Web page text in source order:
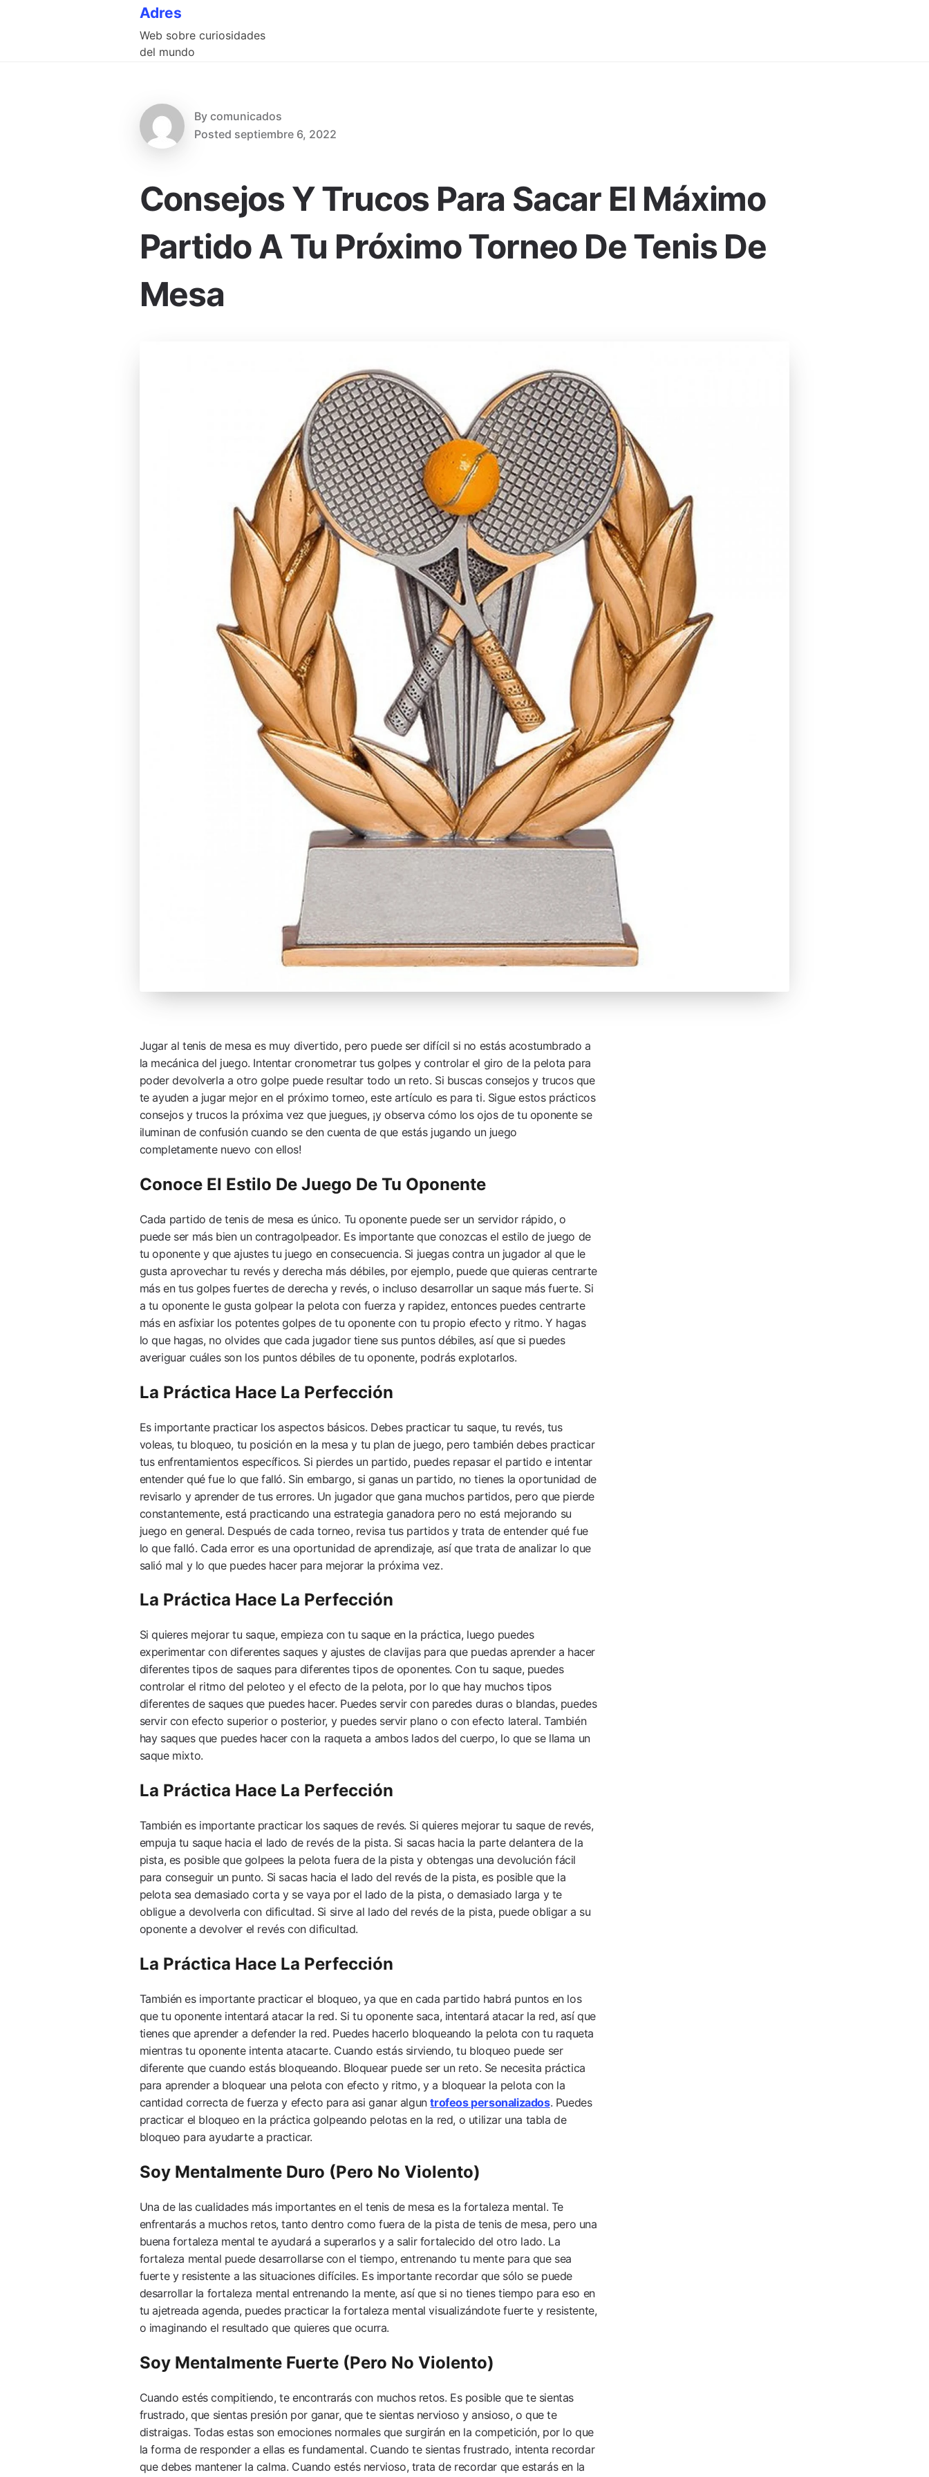
Adres
Web sobre curiosidades
del mundo
By comunicados
Posted septiembre 6, 2022
Consejos Y Trucos Para Sacar El Máximo
Partido A Tu Próximo Torneo De Tenis De
Mesa
Jugar al tenis de mesa es muy divertido, pero puede ser difícil si no estás acostumbrado a
la mecánica del juego. Intentar cronometrar tus golpes y controlar el giro de la pelota para
poder devolverla a otro golpe puede resultar todo un reto. Si buscas consejos y trucos que
te ayuden a jugar mejor en el próximo torneo, este artículo es para ti. Sigue estos prácticos
consejos y trucos la próxima vez que juegues, ¡y observa cómo los ojos de tu oponente se
iluminan de confusión cuando se den cuenta de que estás jugando un juego
completamente nuevo con ellos!
Conoce El Estilo De Juego De Tu Oponente
Cada partido de tenis de mesa es único. Tu oponente puede ser un servidor rápido, o
puede ser más bien un contragolpeador. Es importante que conozcas el estilo de juego de
tu oponente y que ajustes tu juego en consecuencia. Si juegas contra un jugador al que le
gusta aprovechar tu revés y derecha más débiles, por ejemplo, puede que quieras centrarte
más en tus golpes fuertes de derecha y revés, o incluso desarrollar un saque más fuerte. Si
a tu oponente le gusta golpear la pelota con fuerza y rapidez, entonces puedes centrarte
más en asfixiar los potentes golpes de tu oponente con tu propio efecto y ritmo. Y hagas
lo que hagas, no olvides que cada jugador tiene sus puntos débiles, así que si puedes
averiguar cuáles son los puntos débiles de tu oponente, podrás explotarlos.
La Práctica Hace La Perfección
Es importante practicar los aspectos básicos. Debes practicar tu saque, tu revés, tus
voleas, tu bloqueo, tu posición en la mesa y tu plan de juego, pero también debes practicar
tus enfrentamientos específicos. Si pierdes un partido, puedes repasar el partido e intentar
entender qué fue lo que falló. Sin embargo, si ganas un partido, no tienes la oportunidad de
revisarlo y aprender de tus errores. Un jugador que gana muchos partidos, pero que pierde
constantemente, está practicando una estrategia ganadora pero no está mejorando su
juego en general. Después de cada torneo, revisa tus partidos y trata de entender qué fue
lo que falló. Cada error es una oportunidad de aprendizaje, así que trata de analizar lo que
salió mal y lo que puedes hacer para mejorar la próxima vez.
La Práctica Hace La Perfección
Si quieres mejorar tu saque, empieza con tu saque en la práctica, luego puedes
experimentar con diferentes saques y ajustes de clavijas para que puedas aprender a hacer
diferentes tipos de saques para diferentes tipos de oponentes. Con tu saque, puedes
controlar el ritmo del peloteo y el efecto de la pelota, por lo que hay muchos tipos
diferentes de saques que puedes hacer. Puedes servir con paredes duras o blandas, puedes
servir con efecto superior o posterior, y puedes servir plano o con efecto lateral. También
hay saques que puedes hacer con la raqueta a ambos lados del cuerpo, lo que se llama un
saque mixto.
La Práctica Hace La Perfección
También es importante practicar los saques de revés. Si quieres mejorar tu saque de revés,
empuja tu saque hacia el lado de revés de la pista. Si sacas hacia la parte delantera de la
pista, es posible que golpees la pelota fuera de la pista y obtengas una devolución fácil
para conseguir un punto. Si sacas hacia el lado del revés de la pista, es posible que la
pelota sea demasiado corta y se vaya por el lado de la pista, o demasiado larga y te
obligue a devolverla con dificultad. Si sirve al lado del revés de la pista, puede obligar a su
oponente a devolver el revés con dificultad.
La Práctica Hace La Perfección
También es importante practicar el bloqueo, ya que en cada partido habrá puntos en los
que tu oponente intentará atacar la red. Si tu oponente saca, intentará atacar la red, así que
tienes que aprender a defender la red. Puedes hacerlo bloqueando la pelota con tu raqueta
mientras tu oponente intenta atacarte. Cuando estás sirviendo, tu bloqueo puede ser
diferente que cuando estás bloqueando. Bloquear puede ser un reto. Se necesita práctica
para aprender a bloquear una pelota con efecto y ritmo, y a bloquear la pelota con la
cantidad correcta de fuerza y efecto para asi ganar alguntrofeos personalizados. Puedes
practicar el bloqueo en la práctica golpeando pelotas en la red, o utilizar una tabla de
bloqueo para ayudarte a practicar.
Soy Mentalmente Duro (pero No Violento)
Una de las cualidades más importantes en el tenis de mesa es la fortaleza mental. Te
enfrentarás a muchos retos, tanto dentro como fuera de la pista de tenis de mesa, pero una
buena fortaleza mental te ayudará a superarlos y a salir fortalecido del otro lado. La
fortaleza mental puede desarrollarse con el tiempo, entrenando tu mente para que sea
fuerte y resistente a las situaciones difíciles. Es importante recordar que sólo se puede
desarrollar la fortaleza mental entrenando la mente, así que si no tienes tiempo para eso en
tu ajetreada agenda, puedes practicar la fortaleza mental visualizándote fuerte y resistente,
o imaginando el resultado que quieres que ocurra.
Soy Mentalmente Fuerte (pero No Violento)
Cuando estés compitiendo, te encontrarás con muchos retos. Es posible que te sientas
frustrado, que sientas presión por ganar, que te sientas nervioso y ansioso, o que te
distraigas. Todas estas son emociones normales que surgirán en la competición, por lo que
la forma de responder a ellas es fundamental. Cuando te sientas frustrado, intenta recordar
que debes mantener la calma. Cuando estés nervioso, trata de recordar que estarás en la